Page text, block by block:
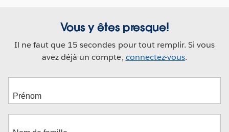
Vous y êtes presque!
Il ne faut que 15 secondes pour tout remplir. Si vous
avez déjà un compte, connectez-vous.